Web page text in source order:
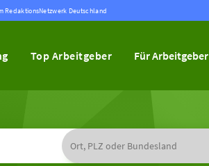
RedaktionsNetzwerk Deutschland
Top Arbeitgeber Für Arbeitgeber